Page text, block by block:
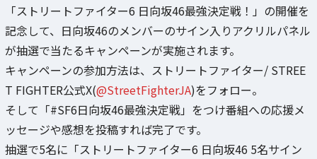
「ストリートファイター6 日向坂46最強決定戦！」の開催を
記念して、日向坂46のメンバーのサイン入りアクリルパネル
が抽選で当たるキャンペーンが実施されます。
キャンペーンの参加方法は、ストリートファイター/ STREE
T FIGHTER公式X(@StreetFighterJA)をフォロー。
そして「#SF6日向坂46最強決定戦」をつけ番組への応援メ
ッセージや感想を投稿すれば完了です。
抽選で5名に「ストリートファイター6 日向坂46 5名サイン